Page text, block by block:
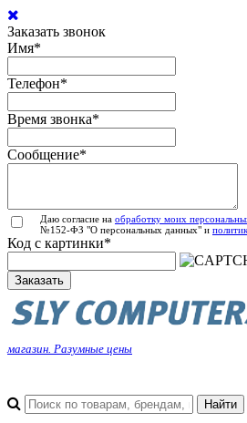
Заказать звонок
Имя*
Телефон*
Время звонка*
Сообщение*
Даю согласие на обработку моих
№152-ФЗ "О персональных данных" и
Код с картинки*
Заказать
магазин. Разумные цены